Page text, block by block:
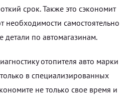
срок. Также это сэкономит
необходимости самостоятельно
детали по автомагазинам.
отопителя авто марки
в специализированных
не только свое время и